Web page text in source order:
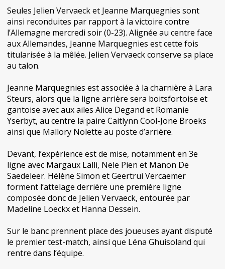
Seules Jelien Vervaeck et Jeanne Marquegnies sont
ainsi reconduites par rapport à la victoire contre
l’Allemagne mercredi soir (0-23). Alignée au centre face
aux Allemandes, Jeanne Marquegnies est cette fois
titularisée à la mêlée. Jelien Vervaeck conserve sa place
au talon.
Jeanne Marquegnies est associée à la charnière à Lara
Steurs, alors que la ligne arrière sera boitsfortoise et
gantoise avec aux ailes Alice Degand et Romanie
Yserbyt, au centre la paire Caitlynn Cool-Jone Broeks
ainsi que Mallory Nolette au poste d’arrière.
Devant, l’expérience est de mise, notamment en 3e
ligne avec Margaux Lalli, Nele Pien et Manon De
Saedeleer. Hélène Simon et Geertrui Vercaemer
forment l’attelage derrière une première ligne
composée donc de Jelien Vervaeck, entourée par
Madeline Loeckx et Hanna Dessein.
Sur le banc prennent place des joueuses ayant disputé
le premier test-match, ainsi que Léna Ghuisoland qui
rentre dans l’équipe.